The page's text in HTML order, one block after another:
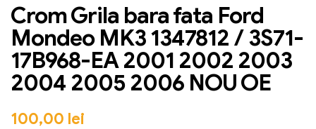
Crom Grila bara fata Ford
Mondeo MK3 1347812 / 3S71-
17B968-EA 2001 2002 2003
2004 2005 2006 NOU OE
100,00 lei